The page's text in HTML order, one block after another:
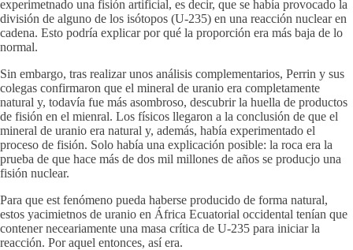
experimetnado una fisión artificial, es decir, que se había provocado la
división de alguno de los isótopos (U-235) en una reacción nuclear en
cadena. Esto podría explicar por qué la proporción era más baja de lo
normal.
Sin embargo, tras realizar unos análisis complementarios, Perrin y sus
colegas confirmaron que el mineral de uranio era completamente
natural y, todavía fue más asombroso, descubrir la huella de productos
de fisión en el mienral. Los físicos llegaron a la conclusión de que el
mineral de uranio era natural y, además, había experimentado el
proceso de fisión. Solo había una explicación posible: la roca era la
prueba de que hace más de dos mil millones de años se producjo una
fisión nuclear.
Para que est fenómeno pueda haberse producido de forma natural,
estos yacimietnos de uranio en África Ecuatorial occidental tenían que
contener neceariamente una masa crítica de U-235 para iniciar la
reacción. Por aquel entonces, así era.